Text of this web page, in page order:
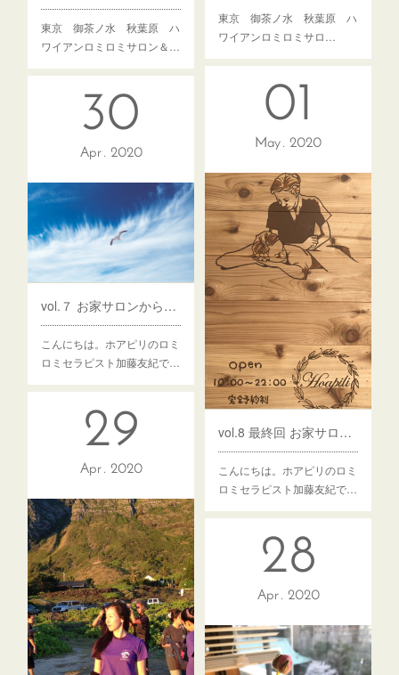
東京 御茶ノ水 秋葉原 ハ
ワイアンロミロミサロン＆…
東京 御茶ノ水 秋葉原 ハ
ワイアンロミロミサロ…
01
May 2020
vol.8 最終回 お家サロンから店舗サロン移転への道のり⑧人を巻き込め！移店作業とオープンまで
こんにちは。ホアピリのロミ
ロミセラピスト加藤友紀で…
30
Apr 2020
vol.７ お家サロンから店舗サロン移転への道のり⑦喜びも束の間怒涛の手続き、入居まで編
こんにちは。ホアピリのロミ
ロミセラピスト加藤友紀で…
29
Apr 2020
28
Apr 2020